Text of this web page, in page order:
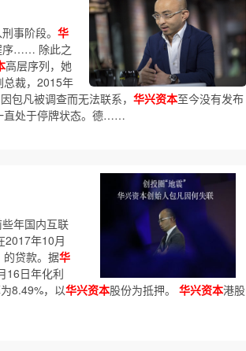
事阶段。 华
序…… 除此之
高层序列，她
总裁，2015年
包凡被调查而无法联系， 华兴资本至今没有发布
直处于停牌状态。德……
年国内互联
年10月
贷款。据华
16日年化利
8.49%，以华兴资本股份为抵押。 华兴资本港股